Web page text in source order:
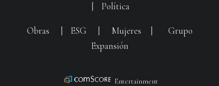
Política
Obras ESG Mujeres
Grupo
Expansión
Entertainment